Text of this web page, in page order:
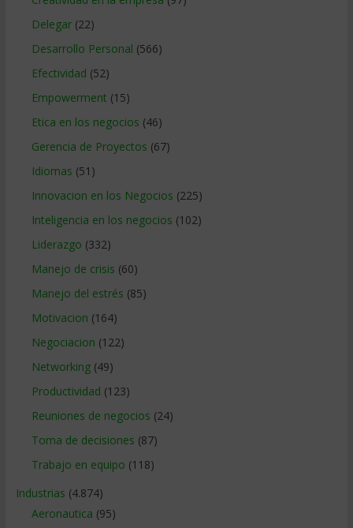
Delegar(22)
Desarrollo Personal (566)
Efectividad (52)
Empowerment (15)
Etica en los negocios (46)
Gerencia de Proyectos (67)
Idiomas (51)
Innovacion en los Negocios (225)
Inteligencia en los negocios (102)
Liderazgo (332)
Manejo de crisis (60)
Manejo del estrés (85)
Motivacion (164)
Negociacion (122)
Networking(49)
Productividad (123)
Reuniones de negocios (24)
Toma de decisiones (87)
Trabajo en equipo (118)
Industrias (4.874)
Aeronautica (95)